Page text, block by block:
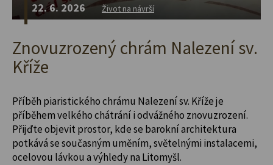
22. 6. 2026 Život na návrší
Znovuzrozený chrám Nalezení sv.
Kříže
Příběh piaristického chrámu Nalezení sv. Kříže je
příběhem velkého chátrání i odvážného znovuzrození.
Přijďte objevit prostor, kde se barokní architektura
potkává se současným uměním, světelnými instalacemi,
ocelovou lávkou a výhledy na Litomyšl.